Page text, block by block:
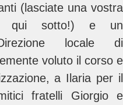
(lasciate una vostra
qui sotto!) e un
locale di
voluto il corso e
a Ilaria per il
fratelli Giorgio e